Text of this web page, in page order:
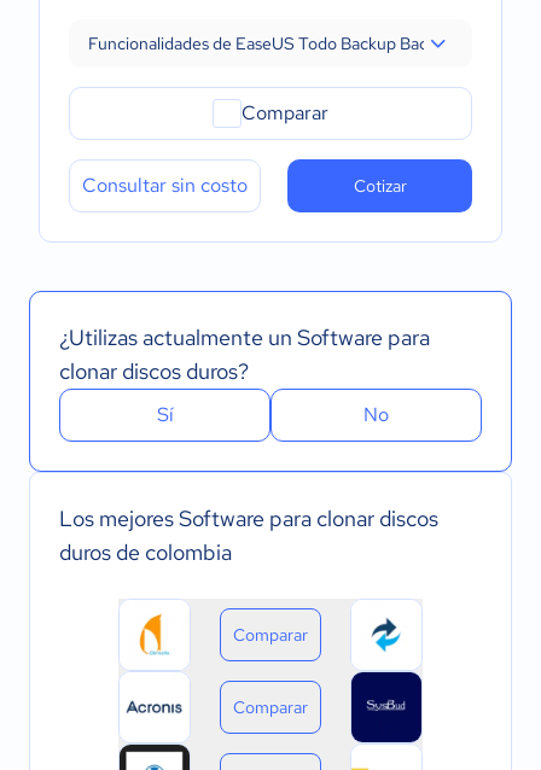
Funcionalidades de EaseUS Todo Backup Backup
Comparar
Consultar sin costo Cotizar
¿Utilizas actualmente un Software para
clonar discos duros?
Sí No
Los mejores Software para clonar discos
duros de colombia
Comparar
Comparar